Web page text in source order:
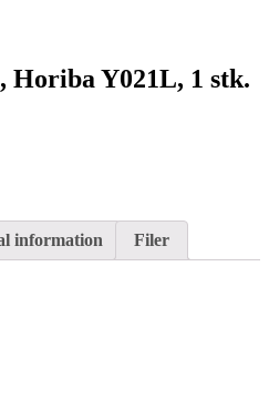
Horiba Y021L, 1 stk.
information Filer